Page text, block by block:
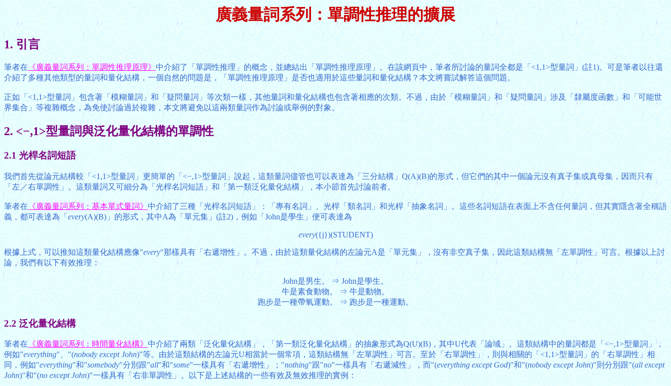
廣義量詞系列：單調性推理的擴展
1. 引言
筆者在《廣義量詞系列：單調性推理原理》中介紹了「單調性推理」的概念，並總結出「單調性推理原理」。在該網頁中，筆者所討論的量詞全都是「<1,1>型量詞」(註1)。可是筆者以往還
介紹了多種其他類型的量詞和量化結構，一個自然的問題是，「單調性推理原理」是否也適用於這些量詞和量化結構？本文將嘗試解答這個問題。
正如「<1,1>型量詞」包含著「模糊量詞」和「疑問量詞」等次類一樣，其他量詞和量化結構也包含著相應的次類。不過，由於「模糊量詞」和「疑問量詞」涉及「隸屬度函數」和「可能世
界集合」等複雜概念，為免使討論過於複雜，本文將避免以這兩類量詞作為討論或舉例的對象。
2. <−,1>型量詞與泛化量化結構的單調性
2.1 光桿名詞短語
我們首先從論元結構較「<1,1>型量詞」更簡單的「<−,1>型量詞」說起，這類量詞儘管也可以表達為「三分結構」Q(A)(B)的形式，但它們的其中一個論元沒有真子集或真母集，因而只有
「左／右單調性」。這類量詞又可細分為「光桿名詞短語」和「第一類泛化量化結構」，本小節首先討論前者。
筆者在《廣義量詞系列：基本單式量詞》中介紹了三種「光桿名詞短語」：「專有名詞」、光桿「類名詞」和光桿「抽象名詞」。這些名詞短語在表面上不含任何量詞，但其實隱含著全稱語
義，都可表達為「every(A)(B)」的形式，其中A為「單元集」(註2)，例如「John是學生」便可表達為
every({j})(STUDENT)
根據上式，可以推知這類量化結構應像"every"那樣具有「右遞增性」。不過，由於這類量化結構的左論元A是「單元集」，沒有非空真子集，因此這類結構無「左單調性」可言。根據以上討
論，我們有以下有效推理：
John是男生。 ⇒ John是學生。
牛是素食動物。 ⇒ 牛是動物。
跑步是一種帶氧運動。 ⇒ 跑步是一種運動。
2.2 泛化量化結構
筆者在《廣義量詞系列：時間量化結構》中介紹了兩類「泛化量化結構」，「第一類泛化量化結構」的抽象形式為Q(U)(B)，其中U代表「論域」。這類結構中的量詞都是「<−,1>型量詞」，
例如"everything"、"(nobody except John)"等。由於這類結構的左論元U相當於一個常項，這類結構無「左單調性」可言。至於「右單調性」，則與相關的「<1,1>型量詞」的「右單調性」相
同，例如"everything"和"somebody"分別跟"all"和"some"一樣具有「右遞增性」；"nothing"跟"no"一樣具有「右遞減性」，而"(everything except God)"和"(nobody except John)"則分別跟"(all except
John)"和"(no except John)"一樣具有「右非單調性」。以下是上述結構的一些有效及無效推理的實例：